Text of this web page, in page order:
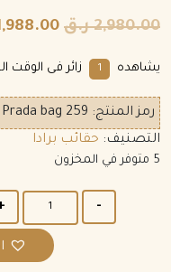
2,980.00 ر.ق
يشاهده 1 زائر فى الوقت
رمز المنتج: Prada bag 259
التصنيف: حقائب برادا
5 متوفر في المخزون